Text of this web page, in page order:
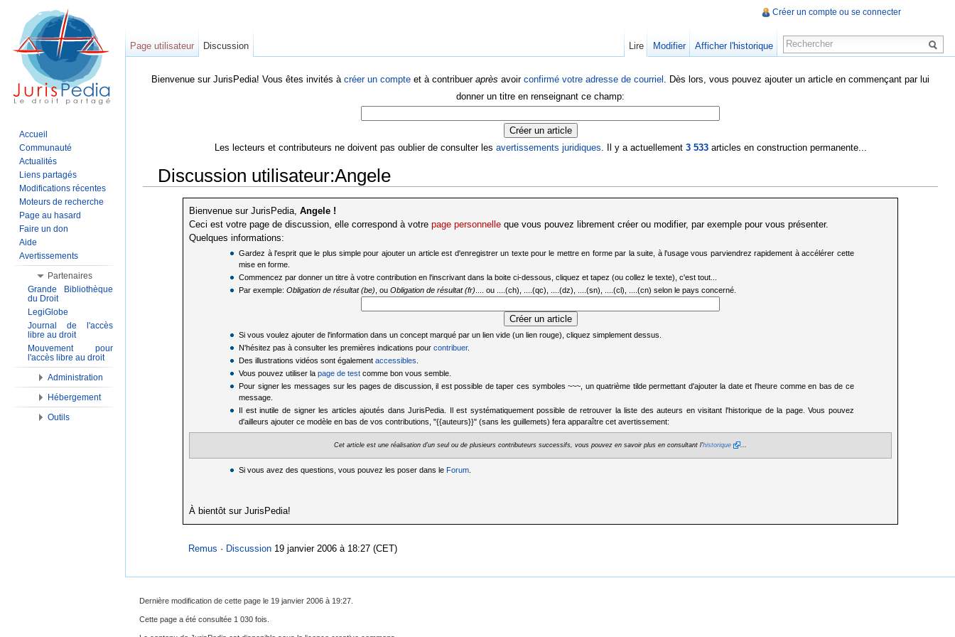
Bienvenue sur JurisPedia! Vous êtes invités à créer un compte et à contribuer après avoir confirmé votre adresse de courriel . Dès lors, vous pouvez ajouter un article en commençant par lui
donner un titre en renseignant ce champ:
Les lecteurs et contributeurs ne doivent pas oublier de consulter les avertissements juridiques. Il y a actuellement 3 533articles en construction permanente...
Discussion utilisateur:Angele
Bienvenue sur JurisPedia, Angele !
Ceci est votre page de discussion, elle correspond à votre page personnelle que vous pouvez librement créer ou modifier, par exemple pour vous présenter.
Quelques informations:
Gardez à l'esprit que le plus simple pour ajouter un article est d'enregistrer un texte pour le mettre en forme par la suite, à l'usage vous parviendrez rapidement à accélérer cette
mise en forme.
Commencez par donner un titre à votre contribution en l'inscrivant dans la boite ci-dessous, cliquez et tapez (ou collez le texte), c'est tout...
Par exemple:Obligation de résultat (be) , ouObligation de résultat (fr) .... ou ....(ch), ....(qc), ....(dz), ....(sn), ....(cl), ....(cn) selon le pays concerné.
Si vous voulez ajouter de l'information dans un concept marqué par un lien vide (un lien rouge), cliquez simplement dessus.
N'hésitez pas à consulter les premières indications pourcontribuer.
Des illustrations vidéos sont égalementaccessibles
Vous pouvez utiliser lapage de test comme bon vous semble.
Pour signer les messages sur les pages de discussion, il est possible de taper ces symboles ~~~, un quatrième tilde permettant d'ajouter la date et l'heure comme en bas de ce
message.
Il est inutile de signer les articles ajoutés dans JurisPedia. Il est systématiquement possible de retrouver la liste des auteurs en visitant l'historique de la page. Vous pouvez
d'ailleurs ajouter ce modèle en bas de vos contributions, "{{auteurs}}" (sans les guillemets) fera apparaître cet avertissement:
Cet article est une réalisation d'un seul ou de plusieurs contributeurs successifs, vous pouvez en savoir plus en consultant l'historique ...
Si vous avez des questions, vous pouvez les poser dans le Forum
À bientôt sur JurisPedia!
Remus · Discussion 19 janvier 2006 à 18:27 (CET)
Créer un compte ou se connecter
Page utilisateur Discussion Lire Modifier Afficher l'historique
Accueil
Communauté
Actualités
Liens partagés
Modifications récentes
Moteurs de recherche
Page au hasard
Faire un don
Aide
Avertissements
Partenaires
Grande Bibliothèque
du Droit
LegiGlobe
Journal de l'accès
libre au droit
Mouvement pour
l'accès libre au droit
Administration
Hébergement
Outils
Dernière modification de cette page le 19 janvier 2006 à 19:27.
Cette page a été consultée 1 030 fois.